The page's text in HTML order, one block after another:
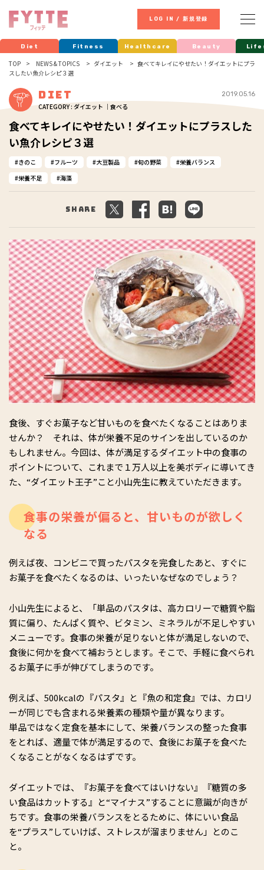
LOG IN / 新規登録
Diet Fitness Healthcare Beauty
TOP NEWS & TOPICS ダイエット
食べてキレイにやせたい！ダイエットにプラ
スしたい魚介レシピ３選
Diet
CATEGORY : ダイエット ｜食べる
2019.05.16
食べてキレイにやせたい！ダイエットにプラスした
い魚介レシピ３選
きのこ フルーツ 大豆製品 旬の野菜
栄養バランス
栄養不足
海藻
Share
食後、すぐお菓子など甘いものを食べたくなることはありま
せんか？ それは、体が栄養不足のサインを出しているのか
もしれません。今回は、体が満足するダイエット中の食事の
ポイントについて、これまで１万人以上を美ボディに導いてき
た、“ダイエット王子”こと小山先生に教えていただきます。
食事の栄養が偏ると、甘いものが欲しく
なる
例えば夜、コンビニで買ったパスタを完食したあと、すぐに
お菓子を食べたくなるのは、いったいなぜなのでしょう？
小山先生によると、「単品のパスタは、高カロリーで糖質や脂
質に偏り、たんぱく質や、ビタミン、ミネラルが不足しやすい
メニューです。食事の栄養が足りないと体が満足しないので、
食後に何かを食べて補おうとします。そこで、手軽に食べられ
るお菓子に手が伸びてしまうのです。
例えば、500kcalの『パスタ』と『魚の和定食』では、カロリ
ーが同じでも含まれる栄養素の種類や量が異なります。
単品ではなく定食を基本にして、栄養バランスの整った食事
をとれば、適量で体が満足するので、食後にお菓子を食べた
くなることがなくなるはずです。
ダイエットでは、『お菓子を食べてはいけない』『糖質の多
い食品はカットする』と“マイナス”することに意識が向きが
ちです。食事の栄養バランスをとるために、体にいい食品
を“プラス”していけば、ストレスが溜まりません」とのこ
と。